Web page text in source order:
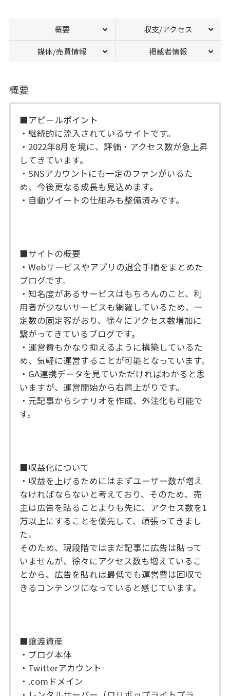
概要 収支/アクセス
媒体/売買情報 掲載者情報
概要
■アピールポイント
・継続的に流入されているサイトです。
・2022年8月を境に、評価・アクセス数が急上昇
してきています。
・SNSアカウントにも一定のファンがいるた
め、今後更なる成長も見込めます。
・自動ツイートの仕組みも整備済みです。
■サイトの概要
・Webサービスやアプリの退会手順をまとめた
ブログです。
・知名度があるサービスはもちろんのこと、利
用者が少ないサービスも網羅しているため、一
定数の固定客がおり、徐々にアクセス数増加に
繋がってきているブログです。
・運営費もかなり抑えるように構築しているた
め、気軽に運営することが可能となっています。
・GA連携データを見ていただければわかると思
いますが、運営開始から右肩上がりです。
・元記事からシナリオを作成、外注化も可能で
す。
■収益化について
・収益を上げるためにはまずユーザー数が増え
なければならないと考えており、そのため、売
主は広告を貼ることよりも先に、アクセス数を1
万以上にすることを優先して、頑張ってきまし
た。
そのため、現段階ではまだ記事に広告は貼って
いませんが、徐々にアクセス数も増えているこ
とから、広告を貼れば最低でも運営費は回収で
きるコンテンツになっていると感じています。
■譲渡資産
・ブログ本体
・Twitterアカウント
・.comドメイン